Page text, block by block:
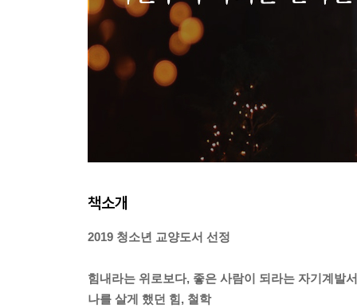
책소개
2019 청소년 교양도서 선정
힘내라는 위로보다, 좋은 사람이 되라는 자기계발
나를 살게 했던 힘, 철학